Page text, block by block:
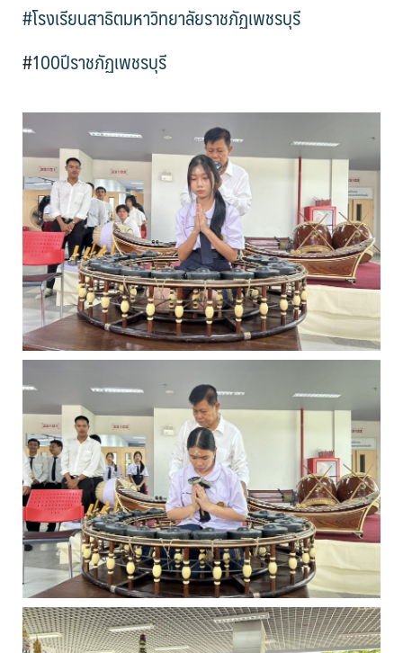
#โรงเรียนสาธิตมหาวิทยาลัยราชภัฏเพชรบุรี
#100ปีราชภัฏเพชรบุรี